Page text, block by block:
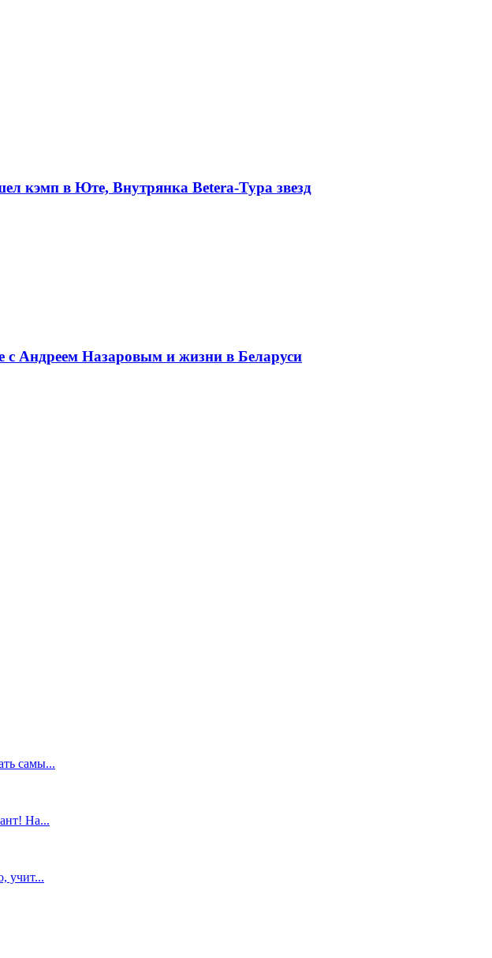
кэмп в Юте, Внутрянка Betera-Тура звезд
с Андреем Назаровым и жизни в Беларуси
самы...
На...
учит...